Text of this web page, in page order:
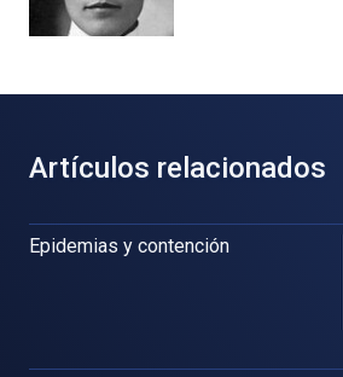
Artículos relacionados
Epidemias y contención